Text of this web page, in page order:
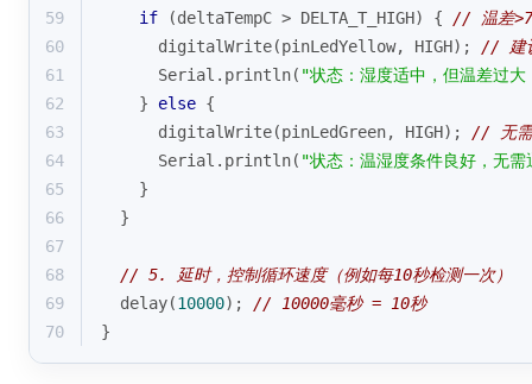
59
if (deltaTempC > DELTA_T_HIGH) { // 温差
60
digitalWrite(pinLedYellow, HIGH); // 建
61
      Serial.
println( "状态：湿度适中，但温差过
62
    }
else {
63
digitalWrite(pinLedGreen, HIGH); // 无需
64
      Serial.
println( "状态：温湿度条件良好，无
65
    }
66
  }
67
68
// 5. 延时，控制循环速度（例如每10秒检测一次）
69
delay(10000); // 10000毫秒 = 10秒
70
}